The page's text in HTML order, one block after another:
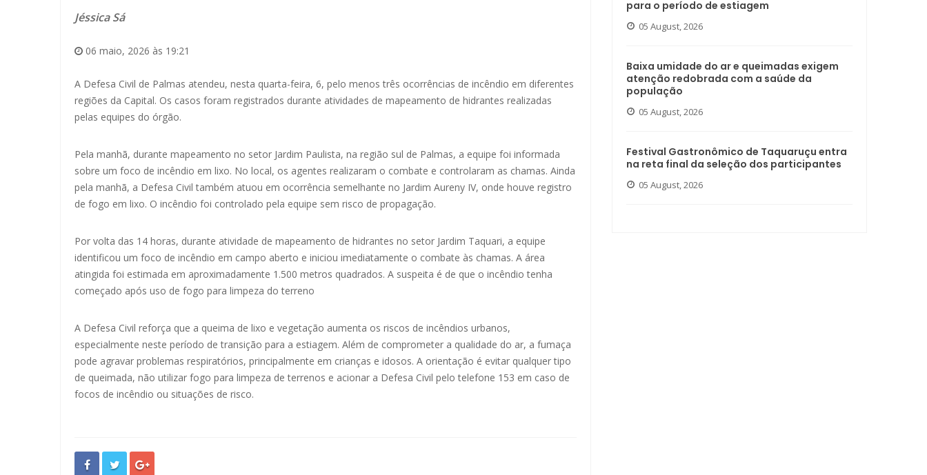
Jéssica Sá
06 maio, 2026 às 19:21
A Defesa Civil de Palmas atendeu, nesta quarta-feira, 6, pelo menos três ocorrências de incêndio em diferentes
regiões da Capital. Os casos foram registrados durante atividades de mapeamento de hidrantes realizadas
pelas equipes do órgão.
Pela manhã, durante mapeamento no setor Jardim Paulista, na região sul de Palmas, a equipe foi informada
sobre um foco de incêndio em lixo. No local, os agentes realizaram o combate e controlaram as chamas. Ainda
pela manhã, a Defesa Civil também atuou em ocorrência semelhante no Jardim Aureny IV, onde houve registro
de fogo em lixo. O incêndio foi controlado pela equipe sem risco de propagação.
Por volta das 14 horas, durante atividade de mapeamento de hidrantes no setor Jardim Taquari, a equipe
identificou um foco de incêndio em campo aberto e iniciou imediatamente o combate às chamas. A área
atingida foi estimada em aproximadamente 1.500 metros quadrados. A suspeita é de que o incêndio tenha
começado após uso de fogo para limpeza do terreno
A Defesa Civil reforça que a queima de lixo e vegetação aumenta os riscos de incêndios urbanos,
especialmente neste período de transição para a estiagem. Além de comprometer a qualidade do ar, a fumaça
pode agravar problemas respiratórios, principalmente em crianças e idosos. A orientação é evitar qualquer tipo
de queimada, não utilizar fogo para limpeza de terrenos e acionar a Defesa Civil pelo telefone 153 em caso de
focos de incêndio ou situações de risco.
para o período de estiagem
05 August, 2026
Baixa umidade do ar e queimadas exigem
atenção redobrada com a saúde da
população
05 August, 2026
Festival Gastronômico de Taquaruçu entra
na reta final da seleção dos participantes
05 August, 2026